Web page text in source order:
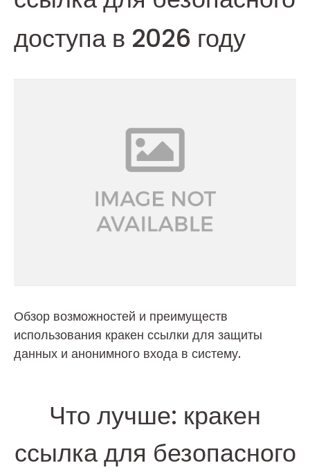
доступа в 2026 году
Обзор возможностей и преимуществ
использования кракен ссылки для защиты
данных и анонимного входа в систему.
Что лучше: кракен
ссылка для безопасного